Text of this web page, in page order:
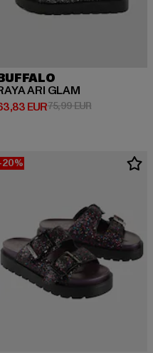
EUR
ARI GLAM
EURPreis: 63,83 EUR
75,99 EURAktionspreis: